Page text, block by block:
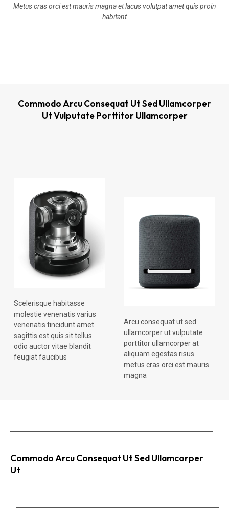
Metus cras orci est mauris magna et lacus volutpat amet quis proin
habitant
Commodo Arcu Consequat Ut Sed Ullamcorper
Ut Vulputate Porttitor Ullamcorper
Scelerisque habitasse
molestie venenatis varius
venenatis tincidunt amet
sagittis est quis sit tellus
odio auctor vitae blandit
feugiat faucibus
Arcu consequat ut sed
ullamcorper ut vulputate
porttitor ullamcorper at
aliquam egestas risus
metus cras orci est mauris
magna
Commodo Arcu Consequat Ut Sed Ullamcorper
Ut